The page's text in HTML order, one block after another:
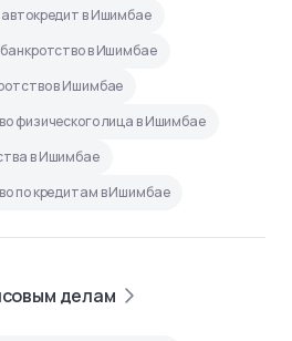
в Ишимбае
в Ишимбае
в Ишимбае
физического лица в Ишимбае
в Ишимбае
по кредитам в Ишимбае
делам